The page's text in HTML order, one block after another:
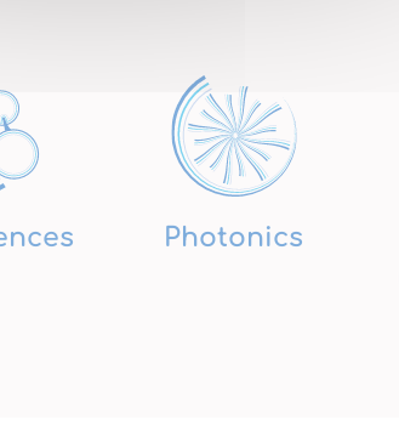
Photonics